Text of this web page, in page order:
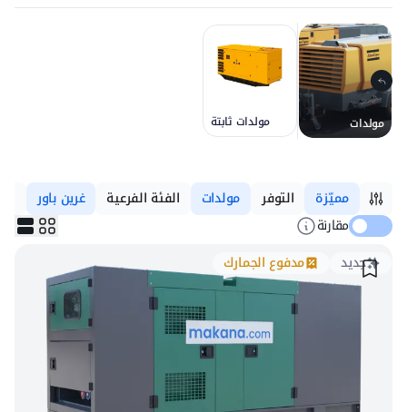
مولدات مولدات ثابتة
مميّزة التوفر مولدات الفئة الفرعية غرين باور
مقارنة
جديد
مدفوع الجمارك